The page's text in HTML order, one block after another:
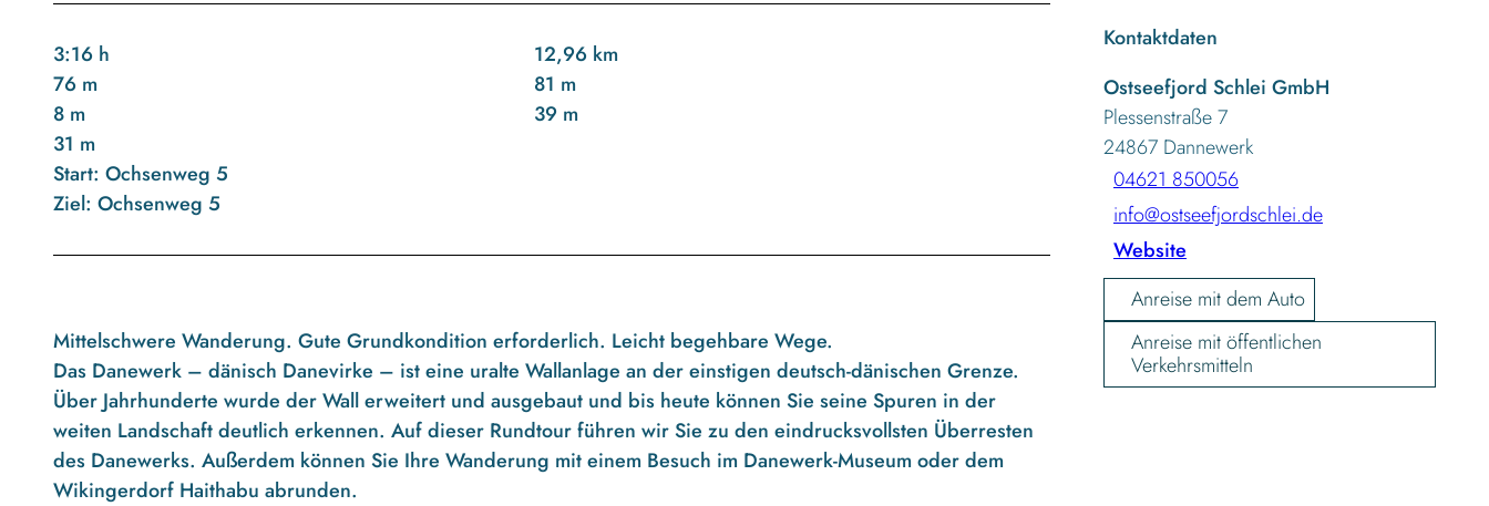
3:16 h
12,96 km
76 m
81 m
8 m
39 m
31 m
Start: Ochsenweg 5
Ziel: Ochsenweg 5
Mittelschwere Wanderung. Gute Grundkondition erforderlich. Leicht begehbare Wege.
Das Danewerk – dänisch Danevirke – ist eine uralte Wallanlage an der einstigen deutsch-dänischen Grenze.
Über Jahrhunderte wurde der Wall erweitert und ausgebaut und bis heute können Sie seine Spuren in der
weiten Landschaft deutlich erkennen. Auf dieser Rundtour führen wir Sie zu den eindrucksvollsten Überresten
des Danewerks. Außerdem können Sie Ihre Wanderung mit einem Besuch im Danewerk-Museum oder dem
Wikingerdorf Haithabu abrunden.
Kontaktdaten
Ostseefjord Schlei GmbH
Plessenstraße 7
24867 Dannewerk
04621 850056
info@ostseefjordschlei.de
Website
Anreise mit dem Auto
Anreise mit öffentlichen
Verkehrsmitteln